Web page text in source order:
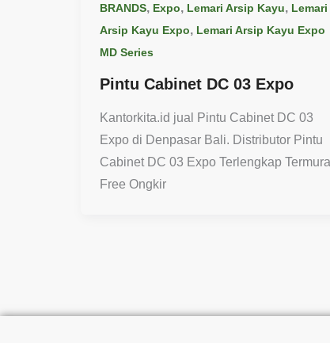
BRANDS, Expo, Lemari Arsip Kayu, Lemari
Arsip Kayu Expo, Lemari Arsip Kayu Expo
MD Series
Pintu Cabinet DC 03 Expo
Kantorkita.id jual Pintu Cabinet DC 03
Expo di Denpasar Bali. Distributor Pintu
Cabinet DC 03 Expo Terlengkap
Free Ongkir